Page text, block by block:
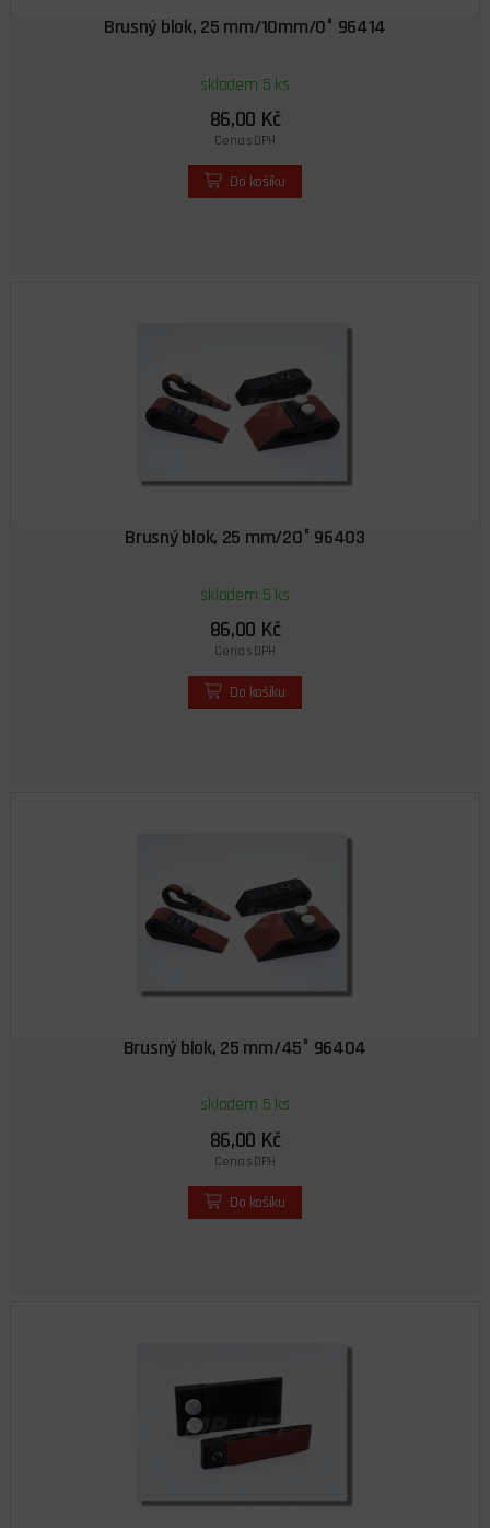
Brusný blok, 25 mm/10mm/0° 96414
skladem 5 ks
86,00 Kč
Cena s DPH
Do košíku
Brusný blok, 25 mm/20° 96403
skladem 5 ks
86,00 Kč
Cena s DPH
Do košíku
Brusný blok, 25 mm/45° 96404
skladem 5 ks
86,00 Kč
Cena s DPH
Do košíku